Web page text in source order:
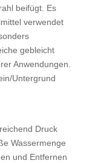
beifügt. Es
verwendet
gebleicht
Anwendungen.
Untergrund
Druck
Wassermenge
und Entfernen